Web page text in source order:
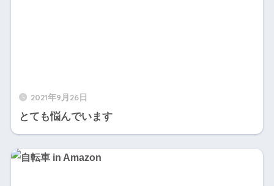
2021年9月26日
とても悩んでいます